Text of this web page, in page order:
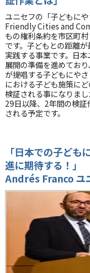
ユニセフの「子どもに
Friendly Cities and
もの権利条約を市区町
です。子どもとの距離
実践する事業です。日
展開の準備を進めてお
が提唱する子どもにや
における子ども施策に
検証される事になりま
29日以降、2年間の検
される予定です。
「日本での子ども
進に期待する！」
Andrés Franco ユ